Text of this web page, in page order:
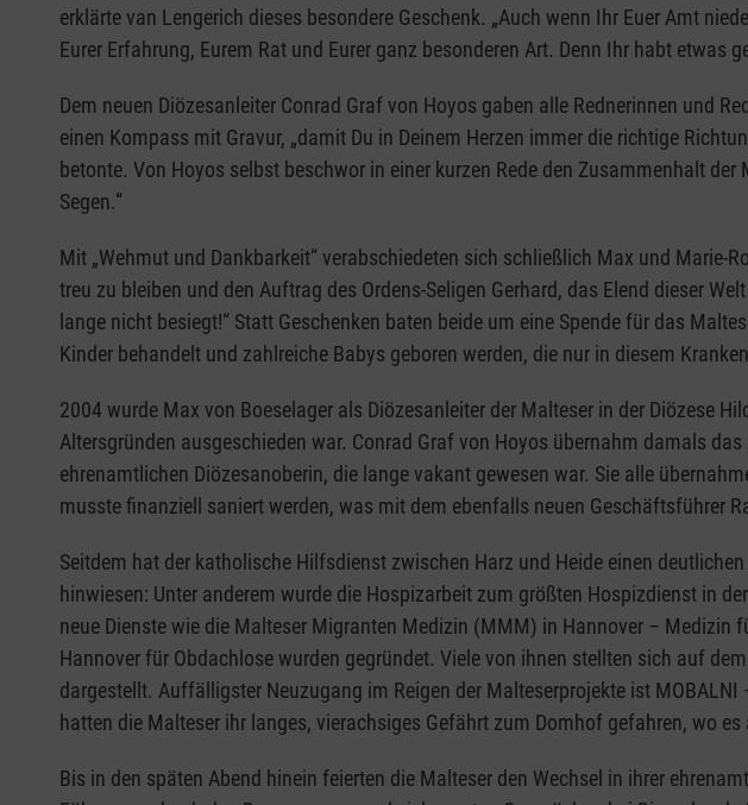
erklärte van Lengerich dieses besondere Geschenk. „Auch wenn Ihr Euer Amt
Eurer Erfahrung, Eurem Rat und Eurer ganz besonderen Art. Denn Ihr habt
Dem neuen Diözesanleiter Conrad Graf von Hoyos gaben alle Rednerinnen und
einen Kompass mit Gravur, „damit Du in Deinem Herzen immer die richtige
betonte. Von Hoyos selbst beschwor in einer kurzen Rede den Zusammenhalt
Segen.“
Mit „Wehmut und Dankbarkeit“ verabschiedeten sich schließlich Max und Marie-
treu zu bleiben und den Auftrag des Ordens-Seligen Gerhard, das Elend dieser
lange nicht besiegt!“ Statt Geschenken baten beide um eine Spende für das
Kinder behandelt und zahlreiche Babys geboren werden, die nur in diesem
2004 wurde Max von Boeselager als Diözesanleiter der Malteser in der Diözese
Altersgründen ausgeschieden war. Conrad Graf von Hoyos übernahm damals
ehrenamtlichen Diözesanoberin, die lange vakant gewesen war. Sie alle
musste finanziell saniert werden, was mit dem ebenfalls neuen Geschäftsführer
Seitdem hat der katholische Hilfsdienst zwischen Harz und Heide einen
hinwiesen: Unter anderem wurde die Hospizarbeit zum größten Hospizdienst in
neue Dienste wie die Malteser Migranten Medizin (MMM) in Hannover – Medizin
Hannover für Obdachlose wurden gegründet. Viele von ihnen stellten sich auf
dargestellt. Auffälligster Neuzugang im Reigen der Malteserprojekte ist
hatten die Malteser ihr langes, vierachsiges Gefährt zum Domhof gefahren, wo
Bis in den späten Abend hinein feierten die Malteser den Wechsel in ihrer